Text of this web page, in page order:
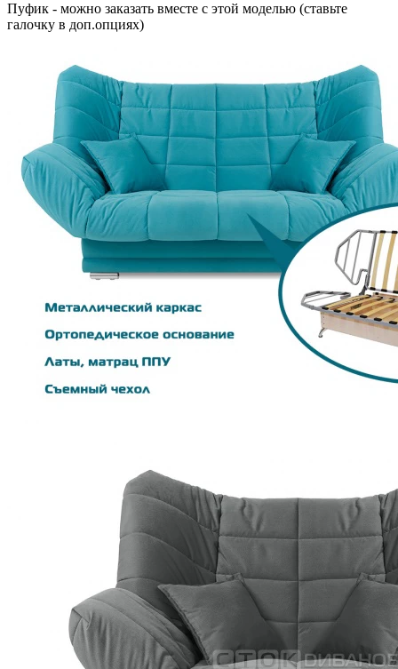
Пуфик - можно заказать вместе с этой моделью (ставьте
галочку в доп.опциях)